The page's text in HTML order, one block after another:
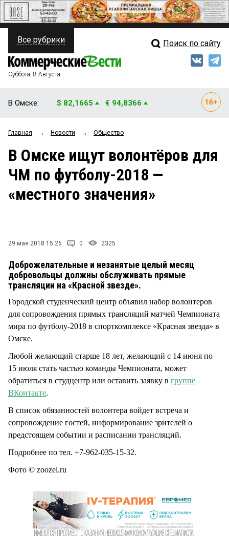
ПОЛИТИКА
ФИНАНСЫ
ОБЩЕСТВО
ЗАКОН
НОВОСТИ КОМПАНИЙ
Свежий выпуск
Рейтинги
Блоги
Архив
Все рубрики Поиск по сайту
Суббота, 8 Августа
В Омске: $ 82,1665 € 94,8366
Главная → Новости → Общество
В Омске ищут волонтёров для
ЧМ по футболу-2018 —
«местного значения»
29 мая 2018 15:26 0 2325
Доброжелательные и незанятые целый месяц
добровольцы должны обслуживать прямые
трансляции на «Красной звезде».
Городской студенческий центр объявил набор волонтеров
для сопровождения прямых трансляций матчей Чемпионата
мира по футболу-2018 в спорткомплексе «Красная звезда» в
Омске.
Любой желающий старше 18 лет, желающий с 14 июня по
15 июля стать частью команды Чемпионата, может
обратиться в студцентр или оставить заявку в группе
ВКонтакте.
В список обязанностей волонтера войдет встреча и
сопровождение гостей, информирование зрителей о
предстоящем событии и расписании трансляций.
Подробнее по тел. +7-962-035-15-32.
Фото © zoozel.ru